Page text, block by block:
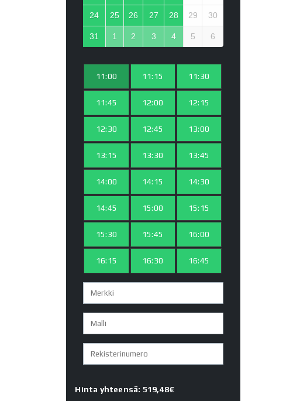
24 25 26 27 28 29 30
31 1 2 3 4 5 6
11:00 11:15 11:30
11:45 12:00 12:15
12:30 12:45 13:00
13:15 13:30 13:45
14:00 14:15 14:30
14:45 15:00 15:15
15:30 15:45 16:00
16:15 16:30 16:45
Hinta yhteensä: 519,48€